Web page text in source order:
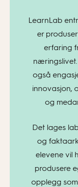
LearnLab
er
erfaring
også
innovasjon,
og
Det lages
og
elevene vil
produsere
opplegg